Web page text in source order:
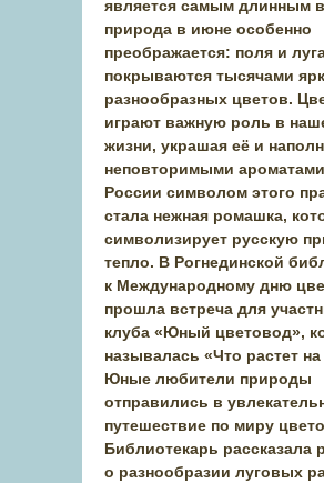
является самым длинным в
природа в июне особенно
преображается: поля и
покрываются тысячами
разнообразных цветов.
играют важную роль в
жизни, украшая её и
неповторимыми
России символом этого
стала нежная ромашка,
символизирует русскую
тепло. В Рогнединской
к Международному дню
прошла встреча для
клуба «Юный цветовод»,
называлась «Что растет на
Юные любители природы
отправились в
путешествие по миру
Библиотекарь рассказала
о разнообразии луговых